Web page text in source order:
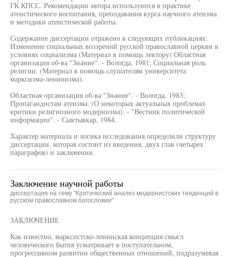
ГК КПСС. Рекомендации автора используются в практике
атеистического воспитания, преподавания курса научного атеизма
и методики атеистической работы.
Содержание диссертации отражено в следующих публикациях:
Изменение социальных воззрений русской православной церкви в
условиях социализма (Материал в помощь лектору) Областная
организация об-ва "Знание". - Вологда, 1981; Социальная роль
религии. (Материал в помощь слушателям университета
марксизма-ленинизма).
Областная организация об-ва "Знание". - Вологда, 1983;
Пропагандистам атеизма. (О некоторых актуальных проблемах
критики религиозного модернизма). - "Вестник политической
информации". - Сыктывкар, 1984.
Характер материала и логика исследования определили структуру
диссертации, которая состоит из введения, двух глав (четырех
параграфов) и заключения.
Заключение научной работы
диссертация на тему "Критический анализ модернистских тенденций в
русском православном богословии"
ЗАКЛЮЧЕНИЕ
Как известно, марксистско-ленинская концепция смысл
человеческого бытия усматривает в поступательном,
прогрессивном развитии общественных отношений, подразумевая